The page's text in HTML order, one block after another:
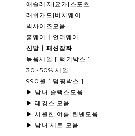
애슬레저|요가|스포츠
래쉬가드|비치웨어
빅사이즈모음
홈웨어ㅣ언더웨어
신발ㅣ패션잡화
묶음세일 [ 럭키박스 ]
30~50% 세일
990원 [ 덤핑박스 ]
▶ 남녀 슬랙스모음
▶ 레깅스 모음
▶ 시원한 여름 린넨모음
▶ 남녀 세트 모음